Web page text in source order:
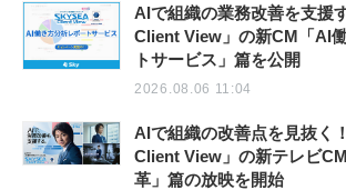
AIで組織の業務改善を支援
Client View」の新CM「AI
トサービス」篇を公開
2026.08.06 11:04
AIで組織の改善点を見抜く
Client View」の新テレビ
革」篇の放映を開始